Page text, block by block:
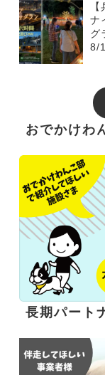
ナ
グ
8/
おでかけわ
長期パート